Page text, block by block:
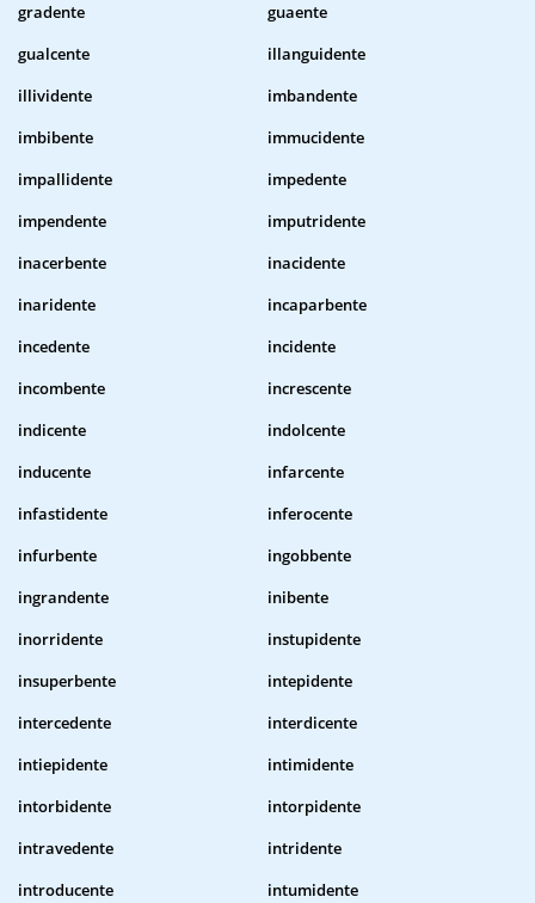
gradente
guaente
gualcente
illanguidente
illividente
imbandente
imbibente
immucidente
impallidente
impedente
impendente
imputridente
inacerbente
inacidente
inaridente
incaparbente
incedente
incidente
incombente
increscente
indicente
indolcente
inducente
infarcente
infastidente
inferocente
infurbente
ingobbente
ingrandente
inibente
inorridente
instupidente
insuperbente
intepidente
intercedente
interdicente
intiepidente
intimidente
intorbidente
intorpidente
intravedente
intridente
introducente
intumidente